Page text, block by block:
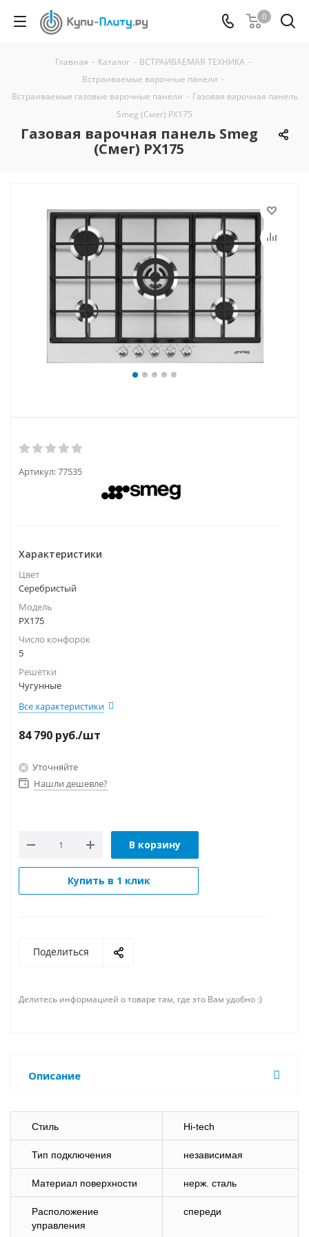
0
Главная - Каталог - ВСТРАИВАЕМАЯ ТЕХНИКА -
Встраиваемые варочные панели -
Встраиваемые газовые варочные панели - Газовая варочная панель
Smeg (Смег) PX175
Газовая варочная панель Smeg
(Смег) PX175
Артикул:77535
Характеристики
Цвет
Серебристый
Модель
PX175
Число конфорок
5
Решетки
Чугунные
Все характеристики
84 790 руб./шт
Уточняйте
Нашли дешевле?
В корзину
Купить в 1 клик
Поделиться
Делитесь информацией о товаре там, где это Вам удобно :)
Описание
Стиль Hi-tech
Тип подключения независимая
Материал поверхности нерж. сталь
Расположение
управления
спереди